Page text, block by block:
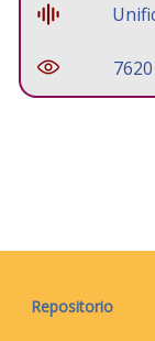
7620
Repositorio